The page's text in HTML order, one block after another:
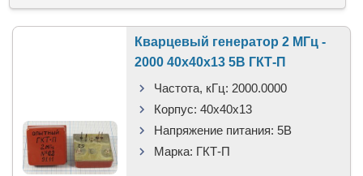
Кварцевый генератор 2 МГц -
2000 40x40x13 5В ГКТ-П
Частота, кГц: 2000.0000
Корпус: 40x40x13
Напряжение питания: 5В
Марка: ГКТ-П